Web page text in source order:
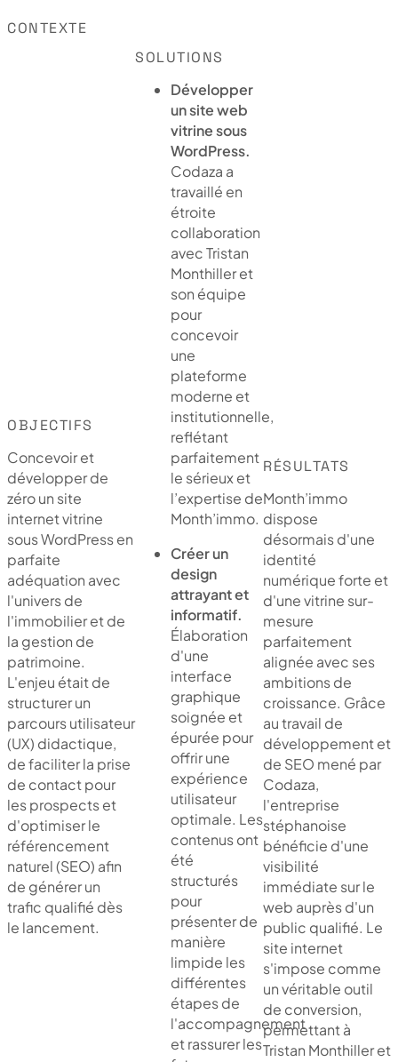
CONTEXTE
OBJECTIFS
Concevoir et
développer de
zéro un site
internet vitrine
sous WordPress en
parfaite
adéquation avec
l'univers de
l'immobilier et de
la gestion de
patrimoine.
L'enjeu était de
structurer un
parcours utilisateur
(UX) didactique,
de faciliter la prise
de contact pour
les prospects et
d'optimiser le
référencement
naturel (SEO) afin
de générer un
trafic qualifié dès
le lancement.
SOLUTIONS
Développer
un site web
vitrine sous
WordPress.
Codaza a
travaillé en
étroite
collaboration
avec Tristan
Monthiller et
son équipe
pour
concevoir
une
plateforme
moderne et
institutionnelle,
reflétant
parfaitement
le sérieux et
l’expertise de
Month’immo.
Créer un
design
attrayant et
informatif.
Élaboration
d'une
interface
graphique
soignée et
épurée pour
offrir une
expérience
utilisateur
optimale. Les
contenus ont
été
structurés
pour
présenter de
manière
limpide les
différentes
étapes de
l'accompagnement
et rassurer les
RÉSULTATS
Month’immo
dispose
désormais d'une
identité
numérique forte et
d'une vitrine sur-
mesure
parfaitement
alignée avec ses
ambitions de
croissance. Grâce
au travail de
développement et
de SEO mené par
Codaza,
l'entreprise
stéphanoise
bénéficie d'une
visibilité
immédiate sur le
web auprès d'un
public qualifié. Le
site internet
s'impose comme
un véritable outil
de conversion,
permettant à
Tristan Monthiller et